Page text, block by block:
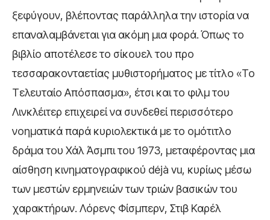
ξεφύγουν, βλέποντας παράλληλα την ιστορία να
επαναλαμβάνεται για ακόμη μια φορά. Όπως το
βιβλίο αποτέλεσε το σίκουελ του προ
τεσσαρακονταετίας μυθιστορήματος με τίτλο «Το
Τελευταίο Απόσπασμα», έτσι και το φιλμ του
Λινκλέιτερ επιχειρεί να συνδεθεί περισσότερο
νοηματικά παρά κυριολεκτικά με το ομότιτλο
δράμα του Χάλ Άσμπι του 1973, μεταφέροντας μια
αίσθηση κινηματογραφικού déjà vu, κυρίως μέσω
των μεστών ερμηνειών των τριών βασικών του
χαρακτήρων. Λόρενς Φίσμπερν, Στιβ Καρέλ